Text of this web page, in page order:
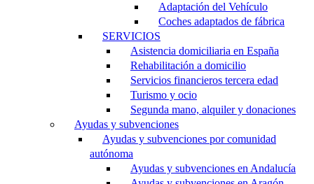
Adaptación del Vehículo
Coches adaptados de fábrica
SERVICIOS
Asistencia domiciliaria en España
Rehabilitación a domicilio
Servicios financieros tercera edad
Turismo y ocio
Segunda mano, alquiler y donaciones
Ayudas y subvenciones
Ayudas y subvenciones por comunidad
autónoma
Ayudas y subvenciones en Andalucía